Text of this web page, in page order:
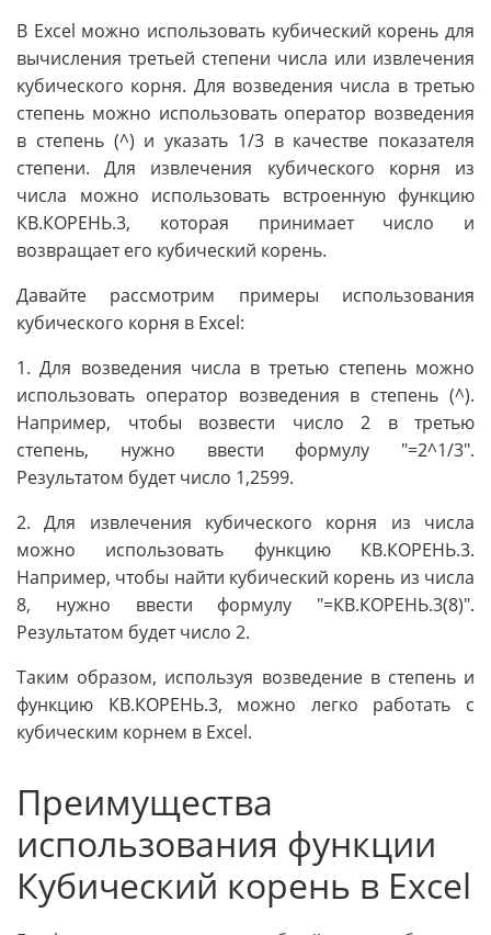
В Excel можно использовать кубический корень для
вычисления третьей степени числа или извлечения
кубического корня. Для возведения числа в третью
степень можно использовать оператор возведения
в степень (^) и указать 1/3 в качестве показателя
степени. Для извлечения кубического корня из
числа можно использовать встроенную функцию
КВ.КОРЕНЬ.3, которая принимает число и
возвращает его кубический корень.
Давайте рассмотрим примеры использования
кубического корня в Excel:
1. Для возведения числа в третью степень можно
использовать оператор возведения в степень (^).
Например, чтобы возвести число 2 в третью
степень, нужно ввести формулу "=2^1/3".
Результатом будет число 1,2599.
2. Для извлечения кубического корня из числа
можно использовать функцию КВ.КОРЕНЬ.3.
Например, чтобы найти кубический корень из числа
8, нужно ввести формулу "=КВ.КОРЕНЬ.3(8)".
Результатом будет число 2.
Таким образом, используя возведение в степень и
функцию КВ.КОРЕНЬ.3, можно легко работать с
кубическим корнем в Excel.
Преимущества
использования функции
Кубический корень в Excel